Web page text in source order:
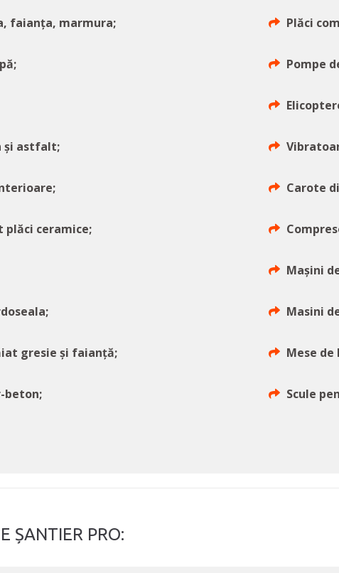
faianța, marmura; Plăci
Pompe
și astfalt;
Carote
ceramice;
Mașini
Masini
gresie și faianță; Mese
beton; Scule
ȘANTIER PRO: